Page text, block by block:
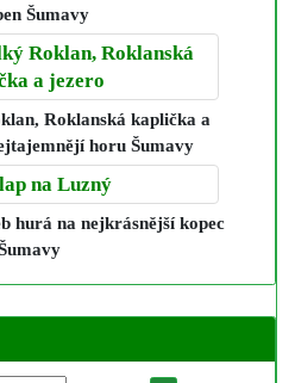
Šumavy
Roklanská kaplička a
horu Šumavy
hurá na nejkrásnější kopec